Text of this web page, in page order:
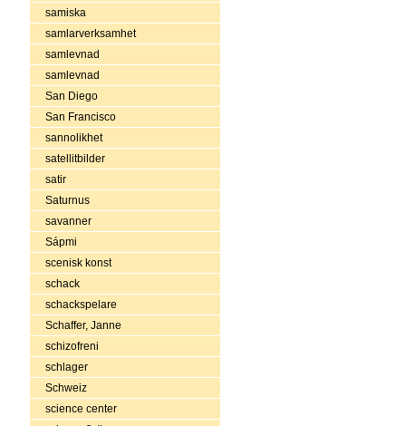
samiska
samlarverksamhet
samlevnad
samlevnad
San Diego
San Francisco
sannolikhet
satellitbilder
satir
Saturnus
savanner
Sápmi
scenisk konst
schack
schackspelare
Schaffer, Janne
schizofreni
schlager
Schweiz
science center